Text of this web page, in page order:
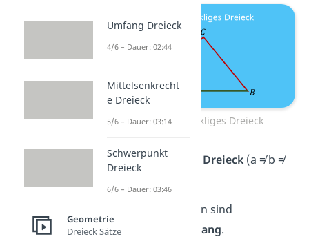
Gleichschenkliges Dreieck
Unregelmäßiges Dreieck(a ≠ b ≠
Alle drei Seiten sind
verschieden lang.
Umfang Dreieck
4/6 – Dauer: 02:44
Mittelsenkrecht
e Dreieck
5/6 – Dauer: 03:14
Schwerpunkt
Dreieck
6/6 – Dauer: 03:46
Geometrie
Dreieck Sätze